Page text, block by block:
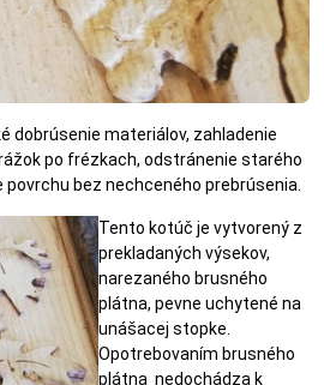
dobrúsenie materiálov, zahladenie
po frézkach, odstránenie starého
povrchu bez nechceného prebrúsenia.
Tento kotúč je vytvorený z
prekladaných výsekov,
narezaného brusného
plátna, pevne uchytené na
unášacej stopke.
Opotrebovaním brusného
plátna nedochádza k